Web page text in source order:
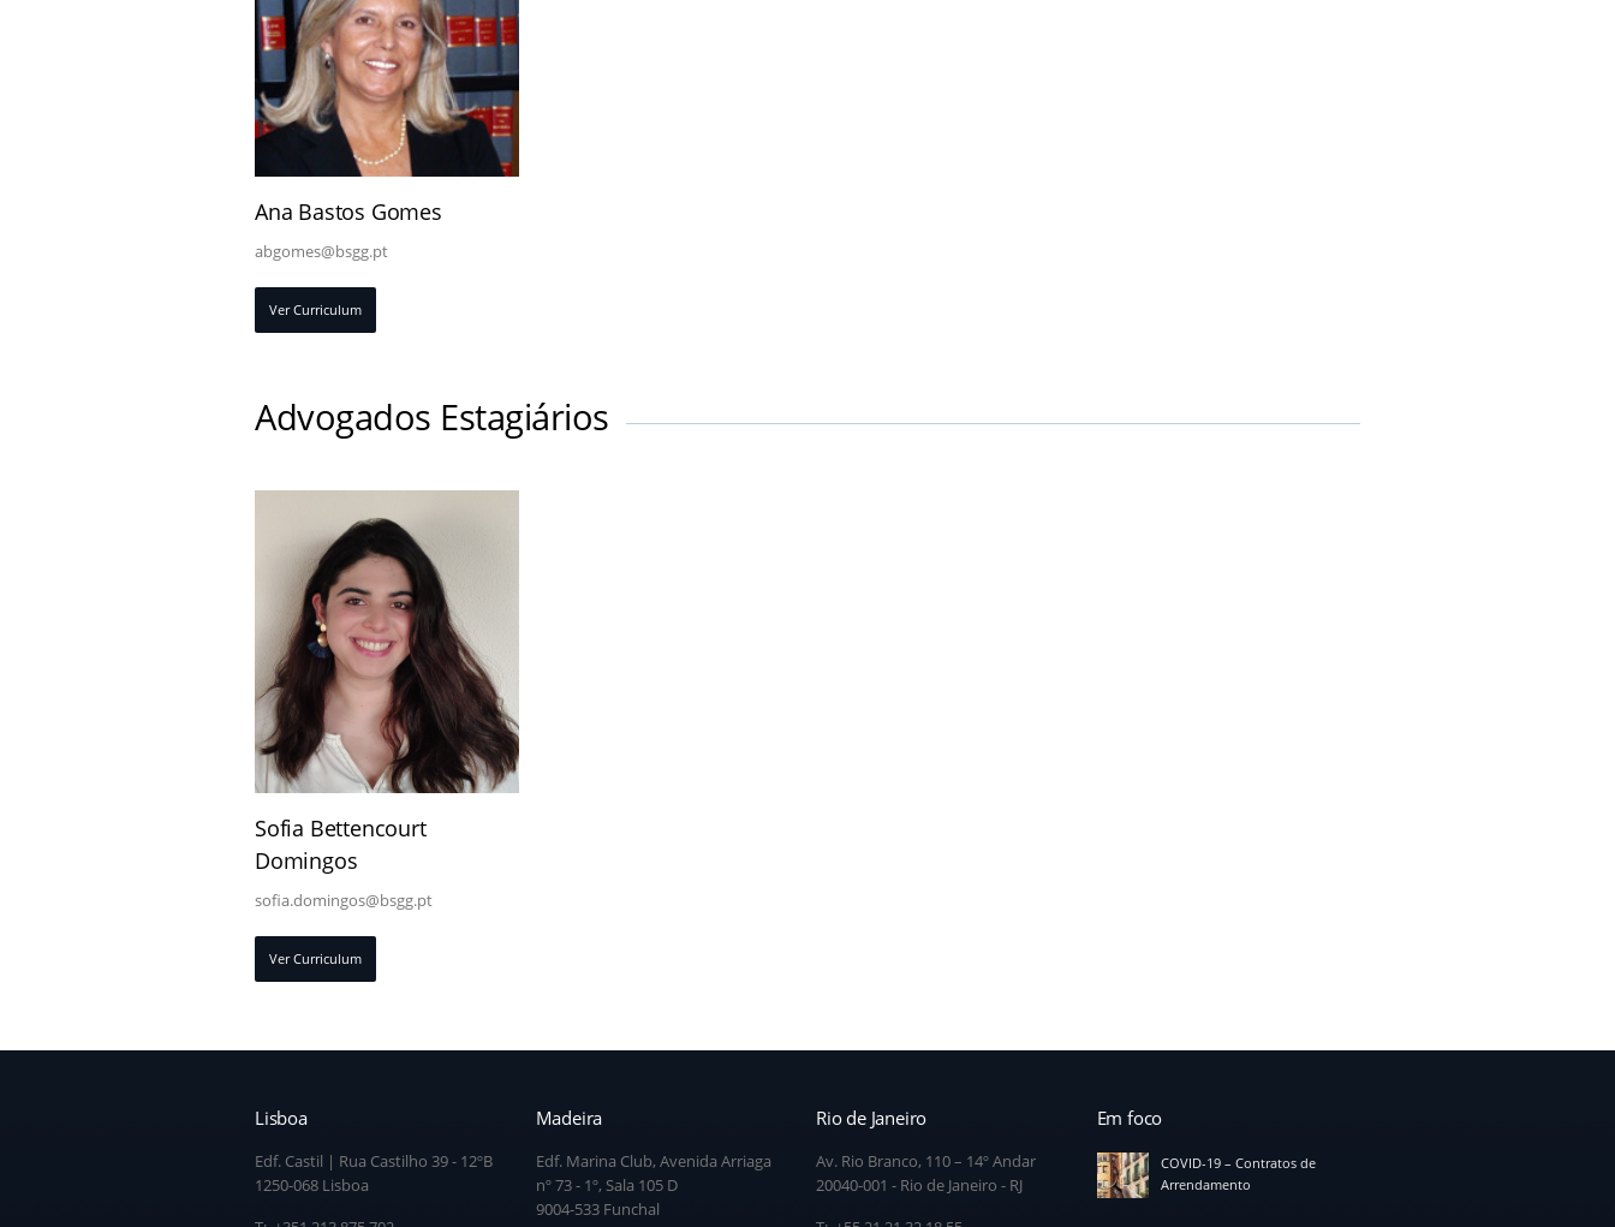
Ana Bastos Gomes
abgomes@bsgg.pt
Ver Curriculum
Advogados Estagiários
Sofia Bettencourt
Domingos
sofia.domingos@bsgg.pt
Ver Curriculum
Lisboa
Edf. Castil | Rua Castilho 39 - 12ºB
1250-068 Lisboa
Madeira
Edf. Marina Club, Avenida Arriaga
nº 73 - 1º, Sala 105 D
9004-533 Funchal
Rio de Janeiro
Av. Rio Branco, 110 – 14º Andar
20040-001 - Rio de Janeiro - RJ
Em foco
COVID-19 – Contratos de
Arrendamento